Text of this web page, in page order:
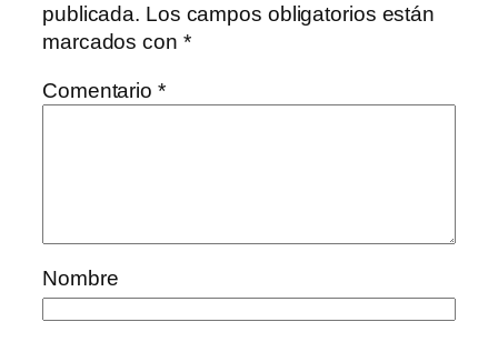
publicada. Los campos obligatorios están
marcados con *
Comentario *
Nombre